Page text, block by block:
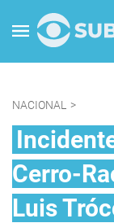
NACIONAL >
Cerro-
Luis